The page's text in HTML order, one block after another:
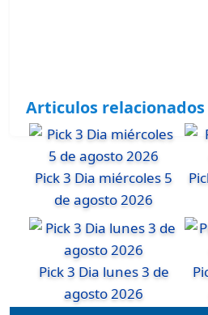
Articulos relacionados
Pick 3 Dia miércoles 5
de agosto 2026
Pick 3 Dia lunes 3 de
agosto 2026